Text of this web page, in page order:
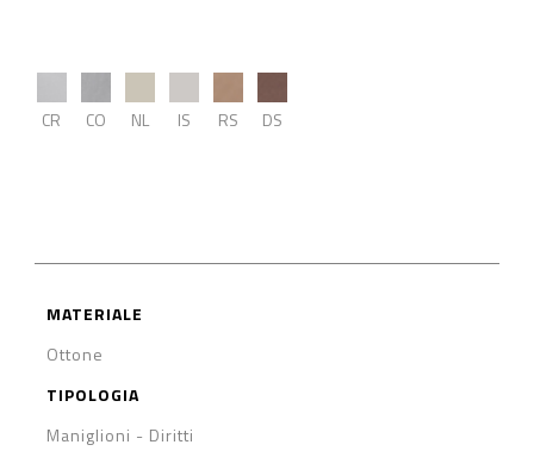
CR CO NL IS RS DS
MATERIALE
Ottone
TIPOLOGIA
Maniglioni - Diritti